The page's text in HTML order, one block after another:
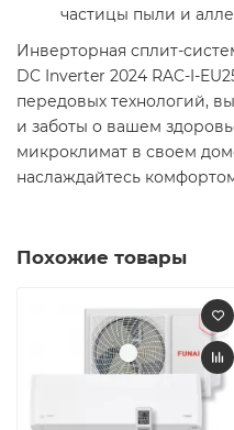
частицы пыли и
Инверторная сплит-
DC Inverter 2024 RAC-I-
передовых технологий,
и заботы о вашем
микроклимат в своем
наслаждайтесь
Похожие товары